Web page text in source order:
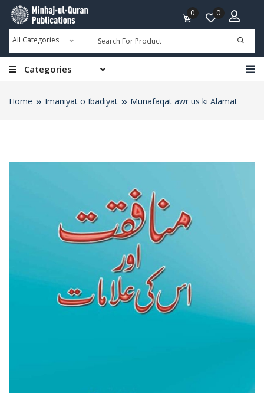
All Categories
0 0
Categories
Home Imaniyat o Ibadiyat Munafaqat awr us ki Alamat